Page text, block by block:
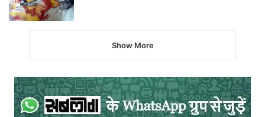
Show More